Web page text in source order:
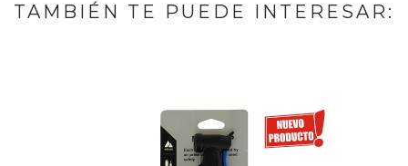
TAMBIÉN TE PUEDE INTERESAR: